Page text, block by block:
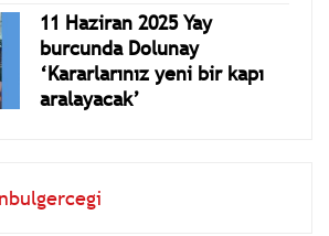
11 Haziran 2025 Yay
burcunda Dolunay
‘Kararlarınız yeni bir kapı
aralayacak’